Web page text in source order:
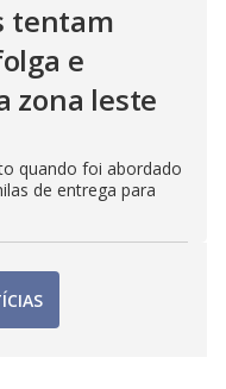
tentam
e
zona leste
quando foi abordado
de entrega para